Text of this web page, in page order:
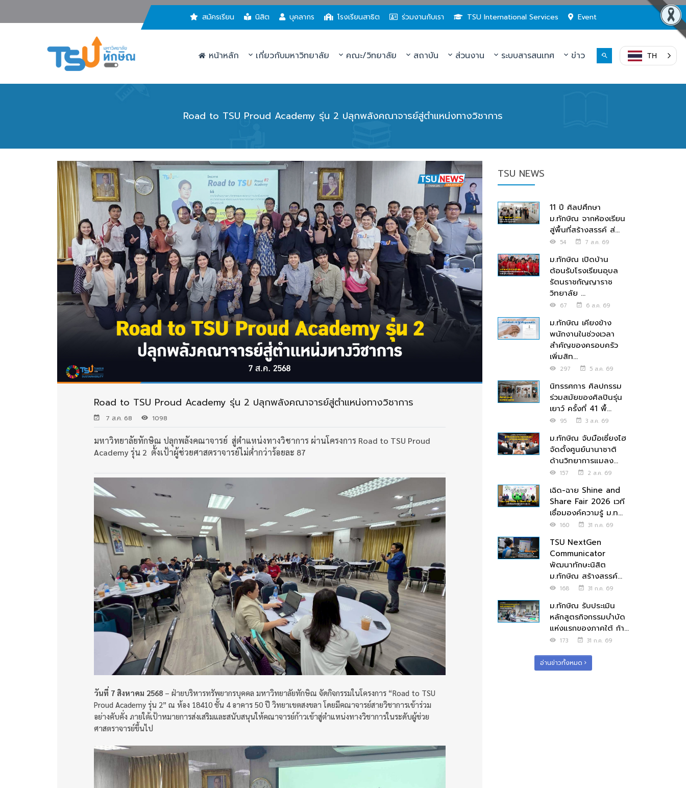
สมัครเรียน นิสิต บุคลากร โรงเรียนสาธิต ร่วมงานกับเรา TSU International Services Event
หน้าหลัก เกี่ยวกับมหาวิทยาลัย คณะ/วิทยาลัย สถาบัน ส่วนงาน ระบบสารสนเทศ ข่าว TH
Road to TSU Proud Academy รุ่น 2 ปลุกพลังคณาจารย์สู่ตำแหน่งทางวิชาการ
Road to TSU Proud Academy รุ่น 2 ปลุกพลังคณาจารย์สู่ตำแหน่งทางวิชาการ
7 ส.ค. 68 1098
มหาวิทยาลัยทักษิณ ปลุกพลังคณาจารย์ สู่ตำแหน่งทางวิชาการ ผ่านโครงการ Road to TSU Proud
Academy รุ่น 2 ตั้งเป้าผู้ช่วยศาสตราจารย์ไม่ต่ำกว่าร้อยละ 87
วันที่ 7 สิงหาคม 2568 – ฝ่ายบริหารทรัพยากรบุคคล มหาวิทยาลัยทักษิณ จัดกิจกรรมในโครงการ “Road to TSU
Proud Academy รุ่น 2” ณ ห้อง 18410 ชั้น 4 อาคาร 50 ปี วิทยาเขตสงขลา โดยมีคณาจารย์สายวิชาการเข้าร่วม
อย่างคับคั่ง ภายใต้เป้าหมายการส่งเสริมและสนับสนุนให้คณาจารย์ก้าวเข้าสู่ตำแหน่งทางวิชาการในระดับผู้ช่วย
ศาสตราจารย์ขึ้นไป
TSU NEWS
11 ปี ศิลปศึกษา
ม.ทักษิณ จากห้องเรียน
สู่พื้นที่สร้างสรรค์ ส่...
54 7 ส.ค. 69
ม.ทักษิณ เปิดบ้าน
ต้อนรับโรงเรียนอุบล
รัตนราชกัญญาราช
วิทยาลัย ...
67 6 ส.ค. 69
ม.ทักษิณ เคียงข้าง
พนักงานในช่วงเวลา
สำคัญของครอบครัว
เพิ่มสิท...
297 5 ส.ค. 69
นิทรรศการ ศิลปกรรม
ร่วมสมัยของศิลปินรุ่น
เยาว์ ครั้งที่ 41 พื้...
95 3 ส.ค. 69
ม.ทักษิณ จับมือเซี่ยงไฮ
จัดตั้งศูนย์นานาชาติ
ด้านวิทยาการแมลง...
157 2 ส.ค. 69
เฉิด-ฉาย Shine and
Share Fair 2026 เวที
เชื่อมองค์ความรู้ ม.ท...
160 31 ก.ค. 69
TSU NextGen
Communicator
พัฒนาทักษะนิสิต
ม.ทักษิณ สร้างสรรค์...
168 31 ก.ค. 69
ม.ทักษิณ รับประเมิน
หลักสูตรกิจกรรมบำบัด
แห่งแรกของภาคใต้ ก้า...
173 31 ก.ค. 69
อ่านข่าวทั้งหมด